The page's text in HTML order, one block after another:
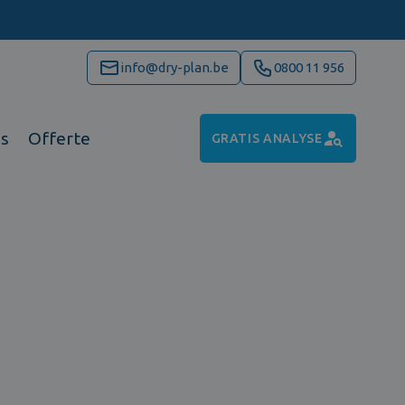
info@dry-plan.be 0800 11 956
Offerte GRATIS ANALYSE